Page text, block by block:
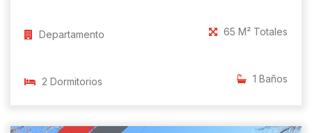
Departamento 65 M² Totales
2 Dormitorios 1 Baños